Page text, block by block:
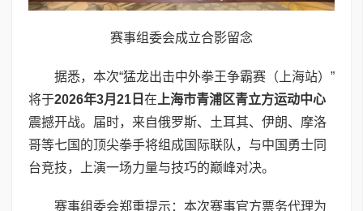
赛事组委会成立合影留念
据悉，本次“猛龙出击中外拳王争霸赛（上海站）”
将于2026年3月 21 日 在 上海市青浦区青立方运动中心
震撼开战。届时，来自俄罗斯、土耳其、伊朗、摩洛
哥等七国的顶尖拳手将组成国际联队，与中国勇士同
台竞技，上演一场力量与技巧的巅峰对决。
赛事组委会郑重提示：本次赛事官方票务代理为